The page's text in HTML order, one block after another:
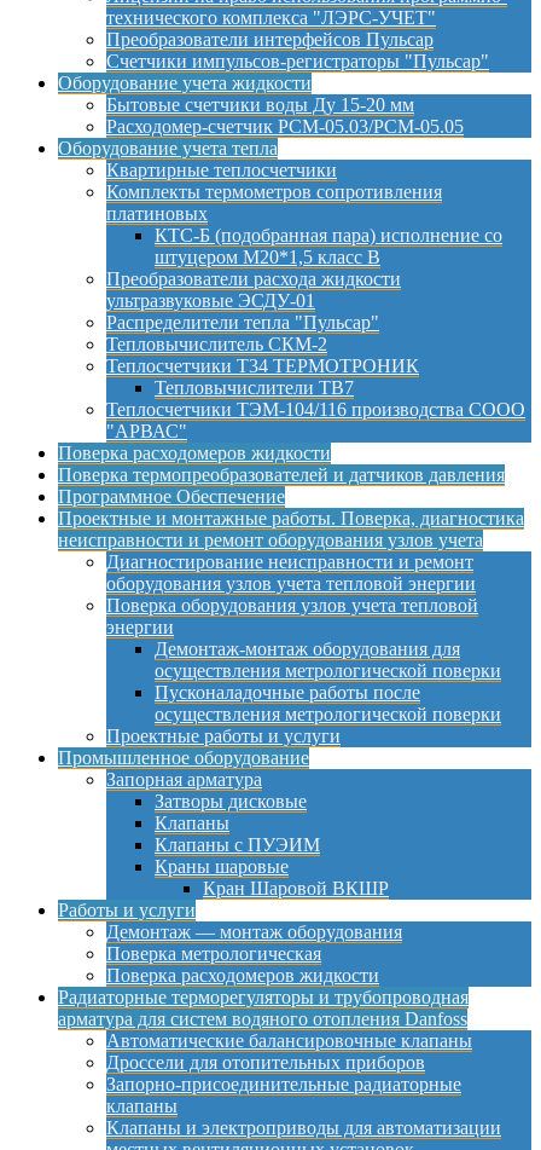
технического комплекса "ЛЭРС-УЧЕТ"
Преобразователи интерфейсов Пульсар
Счетчики импульсов-регистраторы "Пульсар"
Оборудование учета жидкости
Бытовые счетчики воды Ду 15-20 мм
Расходомер-счетчик РСМ-05.03/РСМ-05.05
Оборудование учета тепла
Квартирные теплосчетчики
Комплекты термометров сопротивления
платиновых
КТС-Б (подобранная пара) исполнение со
штуцером М20*1,5 класс B
Преобразователи расхода жидкости
ультразвуковые ЭСДУ-01
Распределители тепла "Пульсар"
Тепловычислитель СКМ-2
Теплосчетчики Т34 ТЕРМОТРОНИК
Тепловычислители ТВ7
Теплосчетчики ТЭМ-104/116 производства СООО
"АРВАС"
Поверка расходомеров жидкости
Поверка термопреобразователей и датчиков давления
Программное Обеспечение
Проектные и монтажные работы. Поверка, диагностика
неисправности и ремонт оборудования узлов учета
Диагностирование неисправности и ремонт
оборудования узлов учета тепловой энергии
Поверка оборудования узлов учета тепловой
энергии
Демонтаж-монтаж оборудования для
осуществления метрологической поверки
Пусконаладочные работы после
осуществления метрологической поверки
Проектные работы и услуги
Промышленное оборудование
Запорная арматура
Затворы дисковые
Клапаны
Клапаны с ПУЭИМ
Краны шаровые
Кран Шаровой ВКШР
Работы и услуги
Демонтаж — монтаж оборудования
Поверка метрологическая
Поверка расходомеров жидкости
Радиаторные терморегуляторы и трубопроводная
арматура для систем водяного отопления Danfoss
Автоматические балансировочные клапаны
Дроссели для отопительных приборов
Запорно-присоединительные радиаторные
клапаны
Клапаны и электроприводы для автоматизации